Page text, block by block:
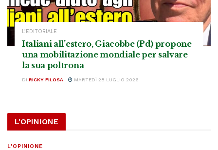
L’EDITORIALE
Italiani all’estero, Giacobbe (Pd) propone
una mobilitazione mondiale per salvare
la sua poltrona
DI RICKY FILOSA MARTEDÌ 28 LUGLIO 2026
L'OPINIONE
L'OPINIONE